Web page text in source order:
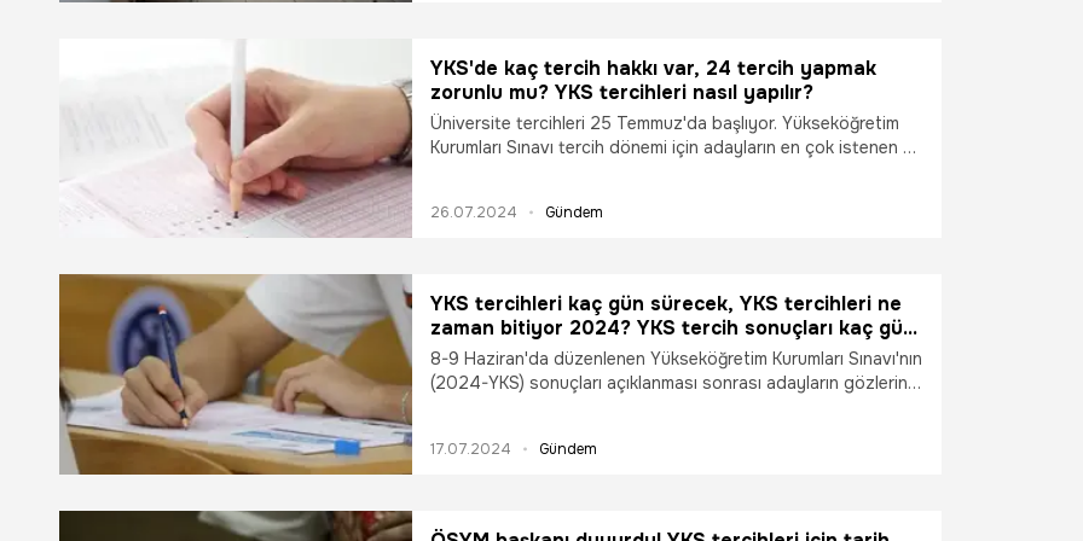
KYK yurt ücreti ne kadar olacak? KYK yurtları ne zaman
açılacak 2024?
YKS'de kaç tercih hakkı var, 24 tercih yapmak
zorunlu mu? YKS tercihleri nasıl yapılır?
Üniversite tercihleri 25 Temmuz'da başlıyor. Yükseköğretim
Kurumları Sınavı tercih dönemi için adayların en çok istenen ve
tercih yapmak zorunlu mu? YKS tercihleri nasıl yapılır?
26.07.2024 Gündem
YKS tercihleri kaç gün sürecek, YKS tercihleri ne
zaman bitiyor 2024? YKS tercih sonuçları kaç gün
sonra açıklanır?
8-9 Haziran'da düzenlenen Yükseköğretim Kurumları Sınavı'nın
(2024-YKS) sonuçları açıklanması sonrası adayların gözlerinin
Kontenjanları Kılavuzu erişime açıldı. Tercihler devam ederken
Sorularına yanıt aranmaya başlandı.
17.07.2024 Gündem